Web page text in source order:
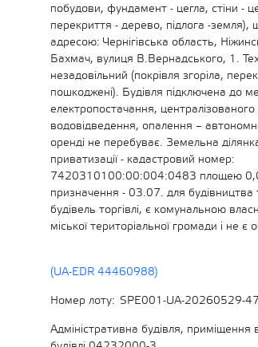
побудови, фундамент - цегла, стіни -
перекриття - дерево, підлога -земля),
адресою: Чернігівська область,
Бахмач, вулиця В.Вернадського, 1.
незадовільний (покрівля згоріла,
пошкоджені). Будівля підключена до
електропостачання,
водовідведення, опалення –
оренді не перебуває. Земельна
приватизації - кадастровий номер:
7420310100:00:004:0483 площею
призначення - 03.07. для будівництва
будівель торгівлі, є комунальною
міської територіальної громади і не є
(UA-EDR 44460988)
Номер лоту
SPE001-UA-20260529-
Адміністративна будівля, приміщення